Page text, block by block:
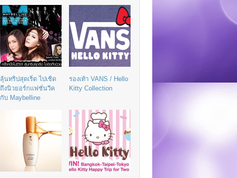
ลุ้นทริปสุดเริ่ด ไปเชิด
ถึงนิวยอร์กแฟชั่นวีค
กับ Maybelline
รองเท้า VANS / Hello
Kitty Collection